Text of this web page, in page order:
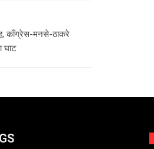
काँग्रेस-मनसे-ठाकरे
घाट